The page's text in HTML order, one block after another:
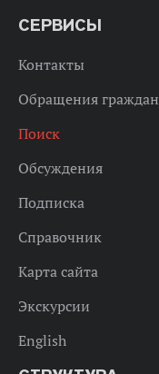
СЕРВИСЫ
Контакты
Обращения граждан
Поиск
Обсуждения
Подписка
Справочник
Карта сайта
Экскурсии
English